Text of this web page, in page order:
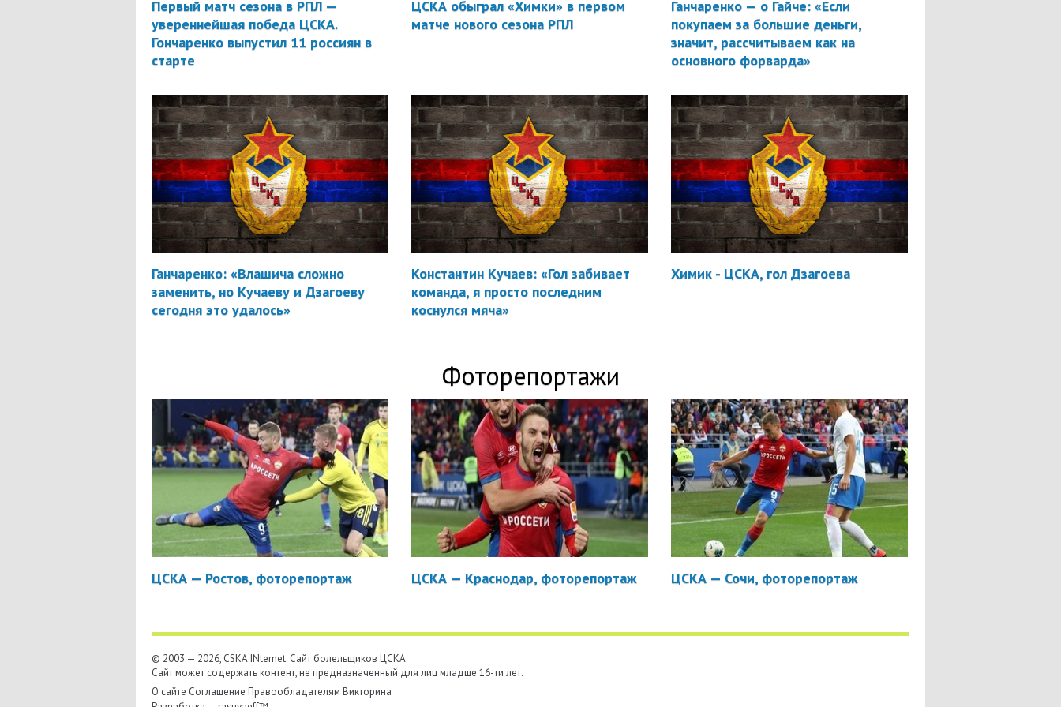
Первый матч сезона в РПЛ —
увереннейшая победа ЦСКА.
Гончаренко выпустил 11 россиян в
старте
ЦСКА обыграл «Химки» в первом
матче нового сезона РПЛ
Ганчаренко — о Гайче: «Если
покупаем за большие деньги,
значит, рассчитываем как на
основного форварда»
Ганчаренко: «Влашича сложно
заменить, но Кучаеву и Дзагоеву
сегодня это удалось»
Константин Кучаев: «Гол забивает
команда, я просто последним
коснулся мяча»
Химик - ЦСКА, гол Дзагоева
Фоторепортажи
ЦСКА — Ростов, фоторепортаж ЦСКА — Краснодар, фоторепортаж ЦСКА — Сочи, фоторепортаж
© 2003 — 2026, CSKA.INternet. Cайт болельщиков ЦСКА
Сайт может содержать контент, не предназначенный для лиц младше 16-ти лет.
О сайте Соглашение Правообладателям Викторина